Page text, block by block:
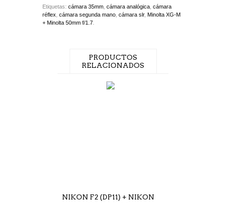
Etiquetas: cámara 35mm cámara analógica cámara
réflex cámara segunda mano cámara slr, Minolta XG-M
+ Minolta 50mm f/1.7
PRODUCTOS
RELACIONADOS
NIKON F2 (DP11) + NIKON